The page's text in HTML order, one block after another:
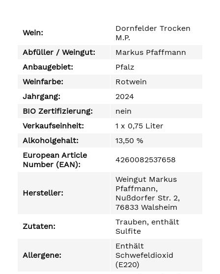
Wein:
Dornfelder Trocken
M.P.
Abfüller / Weingut:
Markus Pfaffmann
Anbaugebiet:
Pfalz
Weinfarbe:
Rotwein
Jahrgang:
2024
BIO Zertifizierung:
nein
Verkaufseinheit:
1 x 0,75 Liter
Alkoholgehalt:
13,50 %
European Article
Number (EAN):
4260082537658
Hersteller:
Weingut Markus
Pfaffmann,
Nußdorfer Str. 2,
76833 Walsheim
Zutaten:
Trauben, enthält
Sulfite
Allergene:
Enthält
Schwefeldioxid
(E220)